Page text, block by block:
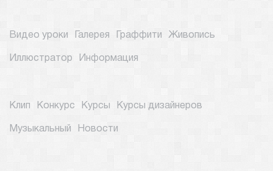
Видео уроки Галерея Граффити Живопись
Иллюстратор Информация
Клип Конкурс Курсы Курсы дизайнеров
Музыкальный Новости